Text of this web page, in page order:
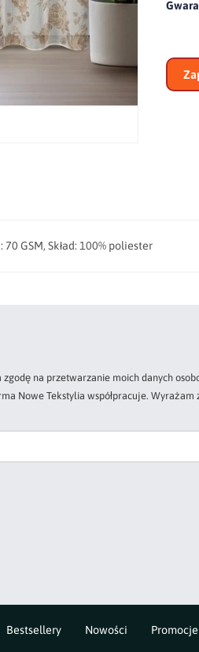
GSM, Skład: 100% poliester
na przetwarzanie moich danych
Nowe Tekstylia współpracuje.
Bestsellery Nowości Promocje